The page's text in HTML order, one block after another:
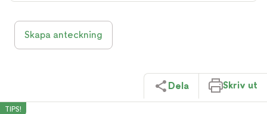
Skapa anteckning
Dela Skriv ut
TIPS!